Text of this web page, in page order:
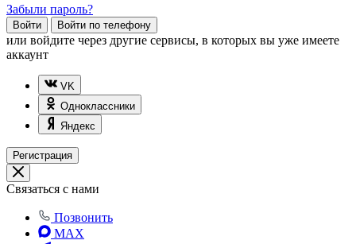
Забыли пароль?
Войти Войти по телефону
или войдите через другие сервисы, в которых вы уже имеете
аккаунт
VK
Одноклассники
Яндекс
Регистрация
Связаться с нами
Позвонить
MAX